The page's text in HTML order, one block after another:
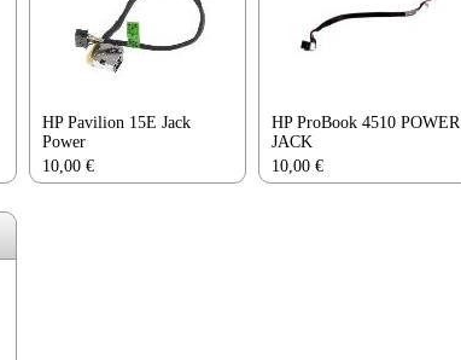
HP Pavilion 15E Jack
Power
10,00 €
HP ProBook 4510 POWER
JACK
10,00 €